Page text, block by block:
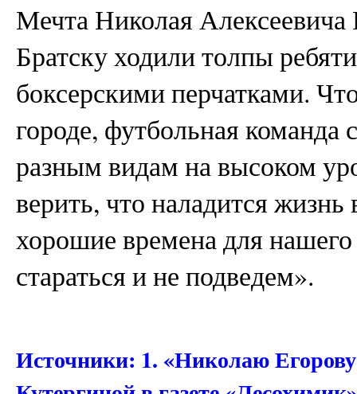
Мечта Николая
Братску ходили толпы
боксерскими перчатками.
городе, футбольная команда
разным видам на высоком
верить, что наладится
хорошие времена для
стараться и не подведем».
Источники: 1. «Николаю